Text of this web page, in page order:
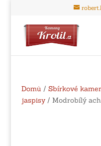
Domů / Sbírkové
jaspisy/ Modrobílý